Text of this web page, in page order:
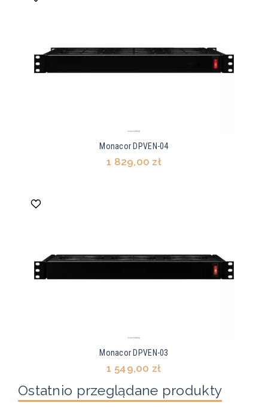
Monacor DPVEN-04
1 829,00 zł
Monacor DPVEN-03
1 549,00 zł
Ostatnio przeglądane produkty